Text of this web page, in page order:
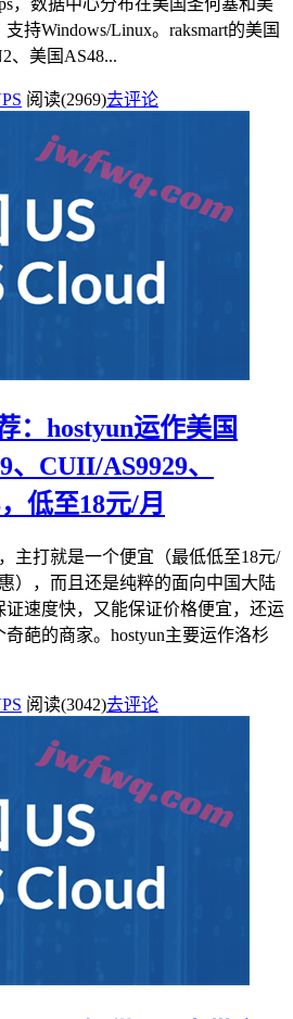
，数据中心分布在美国圣何塞和美
持Windows/Linux。raksmart的美国
、美国AS48...
阅读(2969)去评论
：hostyun运作美国
CUII/AS9929、
低至18元/月
主打就是一个便宜（最低低至18元/
），而且还是纯粹的面向中国大陆
速度快，又能保证价格便宜，还运
葩的商家。hostyun主要运作洛杉
阅读(3042)去评论